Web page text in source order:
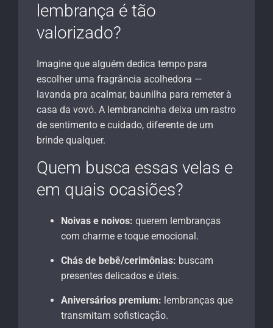
lembrança é tão
valorizado?
Imagine que alguém dedica tempo para
escolher uma fragrância acolhedora —
lavanda pra acalmar, baunilha para remeter à
casa da vovó. A lembrancinha deixa um rastro
de sentimento e cuidado, diferente de um
brinde qualquer.
Quem busca essas velas e
em quais ocasiões?
Noivas e noivos: querem lembranças
com charme e toque emocional.
Chás de bebê/cerimônias: buscam
presentes delicados e úteis.
Aniversários premium: lembranças que
transmitam sofisticação.